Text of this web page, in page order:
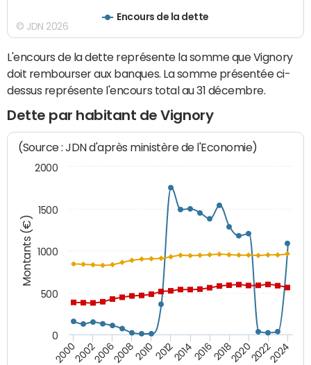
Encours de la dette
© JDN 2026
L'encours de la dette représente la somme que Vignory
doit rembourser aux banques. La somme présentée ci-
dessus représente l'encours total au 31 décembre.
Dette par habitant de Vignory
Montants (€)
(Source : JDN d'après ministère de l'Economie)
200020022006200820102012201420162018202020222024
0
500
1000
1500
2000